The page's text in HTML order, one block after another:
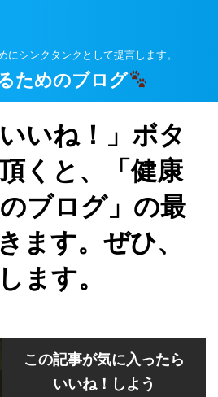
にシンクタンクとして提言します。
ためのブログ
いね！」ボタ
くと、「健康
ブログ」の最
ます。ぜひ、
ます。
この記事が気に入ったら
いいね！しよう